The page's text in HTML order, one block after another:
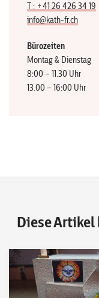
T : +41 26 426 34 19
info@kath-fr.ch
Bürozeiten
Montag & Dienstag
8:00 – 11.30 Uhr
13.00 – 16:00 Uhr
Diese